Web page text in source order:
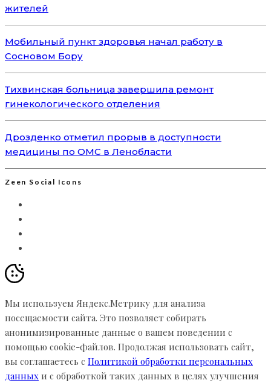
жителей
Мобильный пункт здоровья начал работу в
Сосновом Бору
Тихвинская больница завершила ремонт
гинекологического отделения
Дрозденко отметил прорыв в доступности
медицины по ОМС в Ленобласти
Zeen Social Icons
Мы используем Яндекс.Метрику для анализа
посещаемости сайта. Это позволяет собирать
анонимизированные данные о вашем поведении с
помощью cookie-файлов. Продолжая использовать сайт,
вы соглашаетесь с Политикой обработки персональных
данных и с обработкой таких данных в целях улучшения